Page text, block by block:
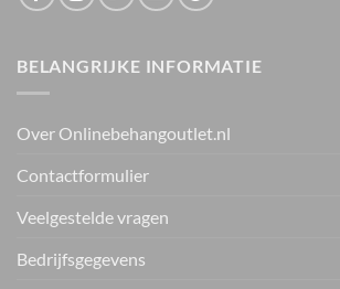
BELANGRIJKE INFORMATIE
Over Onlinebehangoutlet.nl
Contactformulier
Veelgestelde vragen
Bedrijfsgegevens